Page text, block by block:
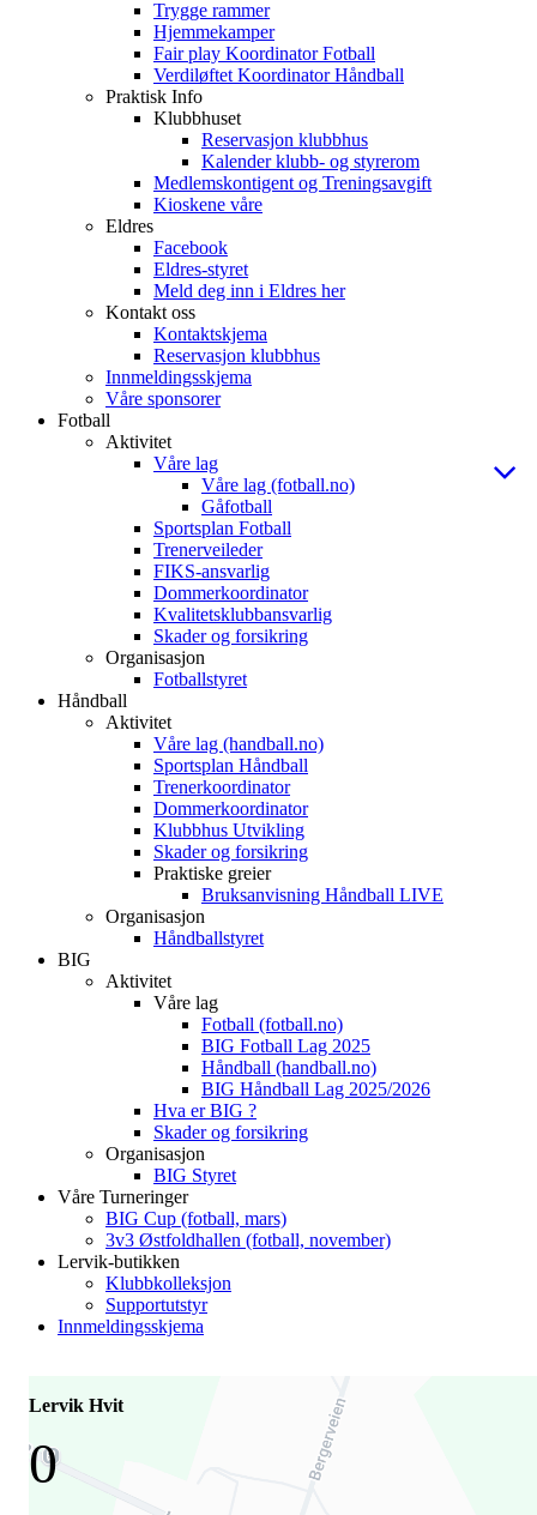
Trygge rammer
Hjemmekamper
Fair play Koordinator Fotball
Verdiløftet Koordinator Håndball
Praktisk Info
Klubbhuset
Reservasjon klubbhus
Kalender klubb- og styrerom
Medlemskontigent og Treningsavgift
Kioskene våre
Eldres
Facebook
Eldres-styret
Meld deg inn i Eldres her
Kontakt oss
Kontaktskjema
Reservasjon klubbhus
Innmeldingsskjema
Våre sponsorer
Fotball
Aktivitet
Våre lag
Våre lag (fotball.no)
Gåfotball
Sportsplan Fotball
Trenerveileder
FIKS-ansvarlig
Dommerkoordinator
Kvalitetsklubbansvarlig
Skader og forsikring
Organisasjon
Fotballstyret
Håndball
Aktivitet
Våre lag (handball.no)
Sportsplan Håndball
Trenerkoordinator
Dommerkoordinator
Klubbhus Utvikling
Skader og forsikring
Praktiske greier
Bruksanvisning Håndball LIVE
Organisasjon
Håndballstyret
BIG
Aktivitet
Våre lag
Fotball (fotball.no)
BIG Fotball Lag 2025
Håndball (handball.no)
BIG Håndball Lag 2025/2026
Hva er BIG ?
Skader og forsikring
Organisasjon
BIG Styret
Våre Turneringer
BIG Cup (fotball, mars)
3v3 Østfoldhallen (fotball, november)
Lervik-butikken
Klubbkolleksjon
Supportutstyr
Innmeldingsskjema
Lervik Hvit
0